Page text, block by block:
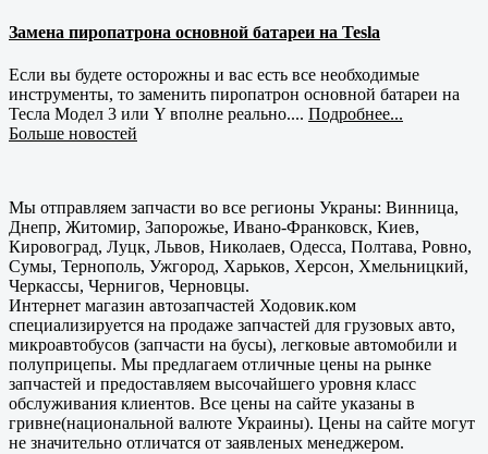
Замена пиропатрона основной батареи на Tesla
Если вы будете осторожны и вас есть все необходимые
инструменты, то заменить пиропатрон основной батареи на
Тесла Модел 3 или Y вполне реально.... Подробнее...
Больше новостей
Мы отправляем запчасти во все регионы Украны: Винница,
Днепр, Житомир, Запорожье, Ивано-Франковск, Киев,
Кировоград, Луцк, Львов, Николаев, Одесса, Полтава, Ровно,
Сумы, Тернополь, Ужгород, Харьков, Херсон, Хмельницкий,
Черкассы, Чернигов, Черновцы.
Интернет магазин автозапчастей Ходовик.ком
специализируется на продаже запчастей для грузовых авто,
микроавтобусов (запчасти на бусы), легковые автомобили и
полуприцепы. Мы предлагаем отличные цены на рынке
запчастей и предоставляем высочайшего уровня класс
обслуживания клиентов. Все цены на сайте указаны в
гривне(национальной валюте Украины). Цены на сайте могут
не значительно отличатся от заявленых менеджером.